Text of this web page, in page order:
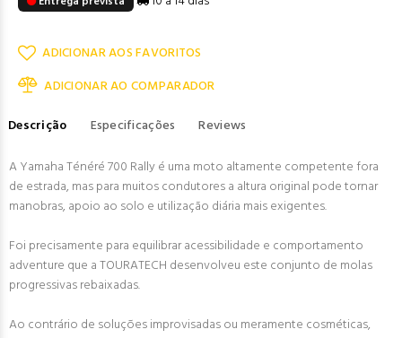
ADICIONAR AOS FAVORITOS
ADICIONAR AO COMPARADOR
Descrição
Especificações
Reviews
A Yamaha Ténéré 700 Rally é uma moto altamente competente fora
de estrada, mas para muitos condutores a altura original pode tornar
manobras, apoio ao solo e utilização diária mais exigentes.
Foi precisamente para equilibrar acessibilidade e comportamento
adventure que a TOURATECH desenvolveu este conjunto de molas
progressivas rebaixadas.
Ao contrário de soluções improvisadas ou meramente cosméticas,